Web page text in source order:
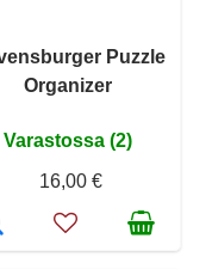
Puzzle
Organizer
Varastossa (2)
16,00 €